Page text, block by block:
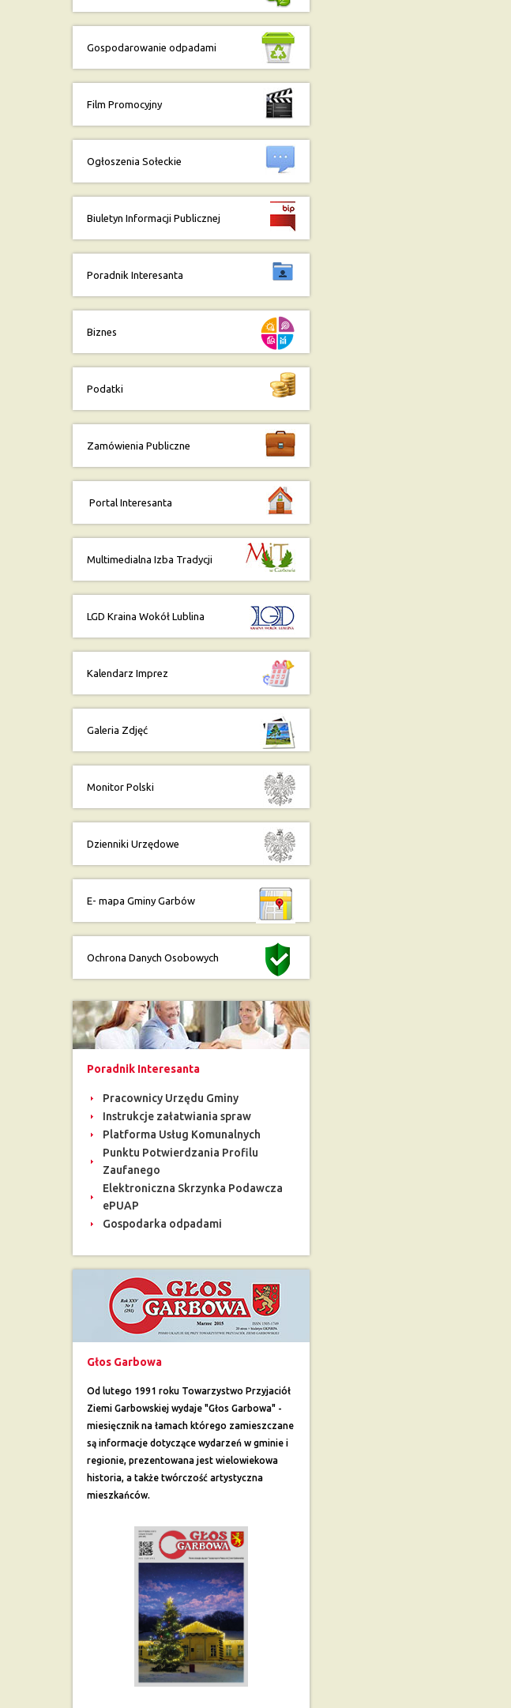
Gospodarowanie odpadami
Film Promocyjny
Ogłoszenia Sołeckie
Biuletyn Informacji Publicznej
Poradnik Interesanta
Biznes
Podatki
Zamówienia Publiczne
Portal Interesanta
Multimedialna Izba Tradycji
LGD Kraina Wokół Lublina
Kalendarz Imprez
Galeria Zdjęć
Monitor Polski
Dzienniki Urzędowe
E- mapa Gminy Garbów
Ochrona Danych Osobowych
Poradnik Interesanta
Pracownicy Urzędu Gminy
Instrukcje załatwiania spraw
Platforma Usług Komunalnych
Punktu Potwierdzania Profilu
Zaufanego
Elektroniczna Skrzynka Podawcza
ePUAP
Gospodarka odpadami
Głos Garbowa
Od lutego 1991 roku Towarzystwo Przyjaciół
Ziemi Garbowskiej wydaje "Głos Garbowa" -
miesięcznik na łamach którego zamieszczane
są informacje dotyczące wydarzeń w gminie i
regionie, prezentowana jest wielowiekowa
historia, a także twórczość artystyczna
mieszkańców.